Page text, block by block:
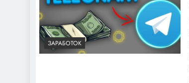
ЗАРАБОТОК